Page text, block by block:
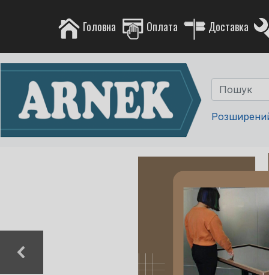
Головна Оплата Доставка